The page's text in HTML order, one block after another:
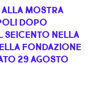
ALLA MOSTRA
DOPO
SEICENTO NELLA
FONDAZIONE
29 AGOSTO